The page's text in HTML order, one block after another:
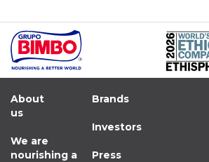
About
us
We are
nourishing a
Brands
Investors
Press